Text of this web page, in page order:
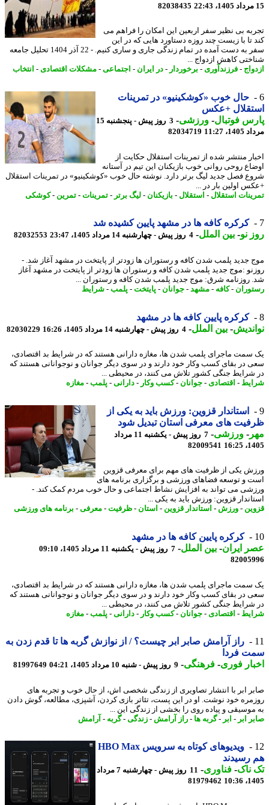
82038435
بی نظیر سفر اربعین این امکان را فراهم می
تا با زیست چند روزه دستاورد هایی که در این
سفر به دست آمده در تمام زندگی جاری و ساری کنیم. - 22 آذر 1404 تحلیل جامعه
کاهش ازدواج ...
-فرزندآوری - برخوردار-در ایران - اجتماعی-مشکلات اقتصادی-انتخاب
حال خوب «کوشکینیو» در تمرینات
+عکس
فوتبال-ورزشی-
3 روز پیش - پنجشنبه 15
11:27
82034719
منتشر شده از تمرینات استقلال حکایت از
روحی روانی خوب بازیکنان این تیم در آستانه
فصل جدید لیگ برتر دارد. نوشته حال خوب «کوشکینیو» در تمرینات استقلال
اولین بار در ...
استقلال-استقلال-بازیکنان-لیگ برتر - تمرینات -تمرین- کوشکی
کرکره کافه ها در مشهد پایین کشیده شد
نو- بین الملل-4 روز پیش - چهارشنبه 14 مرداد 1405، 23:47 82032553
جدید پلمب شدن کافه و رستوران ها زودتر از پایتخت در مشهد آغاز شد. -
:موج جدید پلمب شدن کافه و رستوران ها زودتر از پایتخت در مشهد آغاز
روزنامه شرق: موج جدید پلمب شدن کافه و رستوران ...
- کافه-مشهد-جوانان-پایتخت-پلمب-شرایط
کرکره پایین کافه ‎ها در مشهد
-بین الملل-4 روز پیش - چهارشنبه 14 مرداد 1405، 16:26 82030229
ماجرای پلمب شدن ها، مغازه دارانی هستند که در شرایط بد اقتصادی،
در بقای کسب وکار خود دارند و در سوی دیگر جوانان و نوجوانانی هستند که
جنگی کشور تلاش می کنند، در محیطی ...
-اقتصادی-جوانان-کسب وکار -دارانی- پلمب-مغازه
استاندار قزوین: ورزش باید به یکی از
های معرفی استان تبدیل شود
-ورزشی-
7 روز پیش - یکشنبه 11 مرداد
82009541
یکی از ظرفیت های مهم برای معرفی قزوین
و توسعه فضاهای ورزشی و برگزاری برنامه های
می تواند به افزایش نشاط اجتماعی و حال خوب مردم کمک کند. -
قزوین: ورزش باید به یکی ...
-ورزش -استاندار قزوین -استان-ظرفیت -معرفی-برنامه های ورزشی
کرکره پایین کافه ‎ها در مشهد
ایران- بین الملل-7 روز پیش - یکشنبه 11 مرداد 1405، 09:10
ماجرای پلمب شدن ها، مغازه دارانی هستند که در شرایط بد اقتصادی،
در بقای کسب وکار خود دارند و در سوی دیگر جوانان و نوجوانانی هستند که
جنگی کشور تلاش می کنند، در محیطی ...
-اقتصادی-جوانان-کسب وکار -دارانی- پلمب-مغازه
راز آرامش صابر ابر چیست؟ / از نوازش گربه ها تا قدم زدن به
فردا
فوری- فرهنگی-9 روز پیش - شنبه 10 مرداد 1405، 04:21 81997649
ابر با انتشار تصاویری از زندگی شخصی اش، از حال خوب و تجربه های
خود نوشت. او در این پست، تئاتر بازی کردن، آشپزی، مطالعه، گوش دادن
و پیاده روی را بخشی از زندگی این ...
ابر- ابر - گربه ها - راز آرامش -زندگی-گربه- آرامش
ویدیوهای کوتاه به سرویس HBO Max
رسیدند
-فناوری-
11 روز پیش - چهارشنبه 7 مرداد
81979462